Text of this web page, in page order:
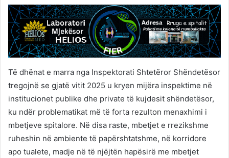
Të dhënat e marra nga Inspektorati Shtetëror Shëndetësor
tregojnë se gjatë vitit 2025 u kryen mijëra inspektime në
institucionet publike dhe private të kujdesit shëndetësor,
ku ndër problematikat më të forta rezulton menaxhimi i
mbetjeve spitalore. Në disa raste, mbetjet e rrezikshme
ruheshin në ambiente të papërshtatshme, në korridore
apo tualete, madje në të njëjtën hapësirë me mbetjet